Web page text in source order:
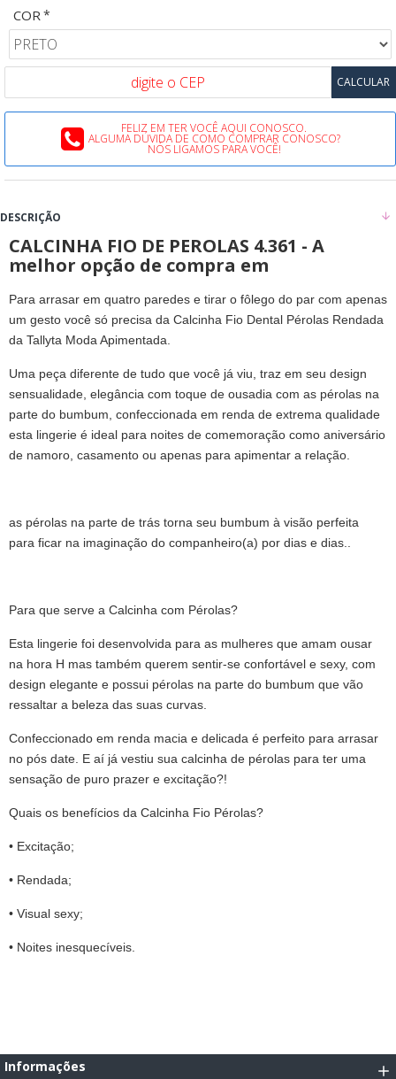
COR
FELIZ EM TER VOCÊ AQUI CONOSCO.
ALGUMA DÚVIDA DE COMO COMPRAR CONOSCO?
NÓS LIGAMOS PARA VOCÊ!
DESCRIÇÃO
CALCINHA FIO DE PEROLAS 4.361 - A
melhor opção de compra em
Para arrasar em quatro paredes e tirar o fôlego do par com apenas
um gesto você só precisa da Calcinha Fio Dental Pérolas Rendada
da Tallyta Moda Apimentada.
Uma peça diferente de tudo que você já viu, traz em seu design
sensualidade, elegância com toque de ousadia com as pérolas na
parte do bumbum, confeccionada em renda de extrema qualidade
esta lingerie é ideal para noites de comemoração como aniversário
de namoro, casamento ou apenas para apimentar a relação.
as pérolas na parte de trás torna seu bumbum à visão perfeita
para ficar na imaginação do companheiro(a) por dias e dias..
Para que serve a Calcinha com Pérolas?
Esta lingerie foi desenvolvida para as mulheres que amam ousar
na hora H mas também querem sentir-se confortável e sexy, com
design elegante e possui pérolas na parte do bumbum que vão
ressaltar a beleza das suas curvas.
Confeccionado em renda macia e delicada é perfeito para arrasar
no pós date. E aí já vestiu sua calcinha de pérolas para ter uma
sensação de puro prazer e excitação?!
Quais os benefícios da Calcinha Fio Pérolas?
• Excitação;
• Rendada;
• Visual sexy;
• Noites inesquecíveis.
Informações